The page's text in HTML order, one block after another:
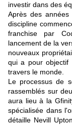
investir dans des
Après des
discipline
franchise par
lancement de la
nouveaux
qui a pour objectif
travers le monde.
Le processus de
rassemblés sur
aura lieu à la
spécialisée dans
détaille Nevill